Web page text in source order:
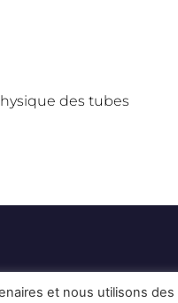
des tubes
et nous utilisons